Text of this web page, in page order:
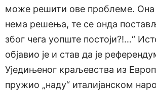
може решити ове проблеме. Она
нема решења, те се онда
због чега уопште постоји?!…“
објавио је и став да је
Уједињеног краљевства из
пружио „наду“ италијанском